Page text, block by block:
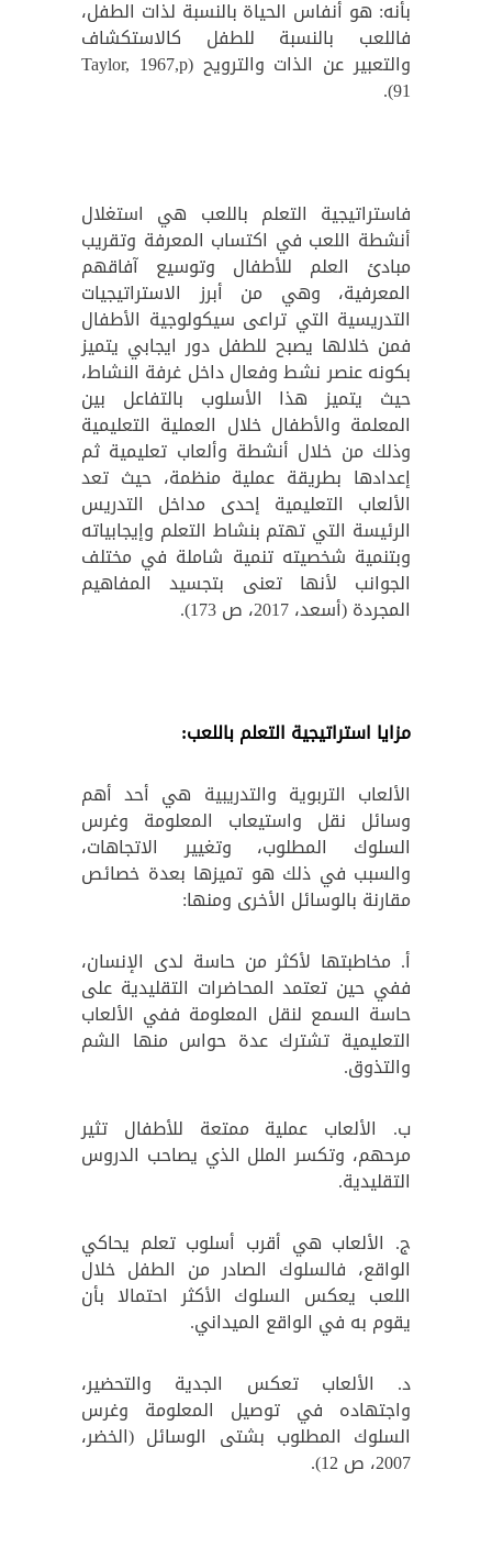
بأنه: هو أنفاس الحياة بالنسبة لذات الطفل،
فاللعب بالنسبة للطفل كالاستكشاف
والتعبير عن الذات والترويح (Taylor, 1967,p
91).
فاستراتيجية التعلم باللعب هي استغلال
أنشطة اللعب في اكتساب المعرفة وتقريب
مبادئ العلم للأطفال وتوسيع آفاقهم
المعرفية، وهي من أبرز الاستراتيجيات
التدريسية التي تراعى سيكولوجية الأطفال
فمن خلالها يصبح للطفل دور ايجابي يتميز
بكونه عنصر نشط وفعال داخل غرفة النشاط،
حيث يتميز هذا الأسلوب بالتفاعل بين
المعلمة والأطفال خلال العملية التعليمية
وذلك من خلال أنشطة وألعاب تعليمية ثم
إعدادها بطريقة عملية منظمة، حيث تعد
الألعاب التعليمية إحدى مداخل التدريس
الرئيسة التي تهتم بنشاط التعلم وإيجابياته
وبتنمية شخصيته تنمية شاملة في مختلف
الجوانب لأنها تعنى بتجسيد المفاهيم
المجردة (أسعد، 2017، ص 173).
مزايا استراتيجية التعلم باللعب:
الألعاب التربوية والتدريبية هي أحد أهم
وسائل نقل واستيعاب المعلومة وغرس
السلوك المطلوب، وتغيير الاتجاهات،
والسبب في ذلك هو تميزها بعدة خصائص
مقارنة بالوسائل الأخرى ومنها:
أ. مخاطبتها لأكثر من حاسة لدى الإنسان،
ففي حين تعتمد المحاضرات التقليدية على
حاسة السمع لنقل المعلومة ففي الألعاب
التعليمية تشترك عدة حواس منها الشم
والتذوق.
ب. الألعاب عملية ممتعة للأطفال تثير
مرحهم، وتكسر الملل الذي يصاحب الدروس
التقليدية.
ج. الألعاب هي أقرب أسلوب تعلم يحاكي
الواقع، فالسلوك الصادر من الطفل خلال
اللعب يعكس السلوك الأكثر احتمالا بأن
يقوم به في الواقع الميداني.
د. الألعاب تعكس الجدية والتحضير،
واجتهاده في توصيل المعلومة وغرس
السلوك المطلوب بشتى الوسائل (الخضر،
2007، ص 12).